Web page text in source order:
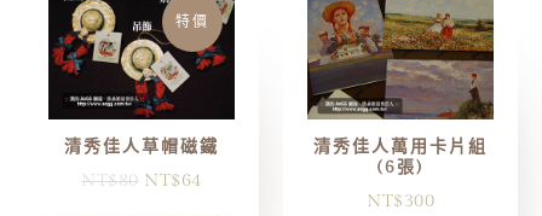
特價
清秀佳人草帽磁鐵
NT$80 NT$64
清秀佳人萬用卡片組
(6張)
NT$300